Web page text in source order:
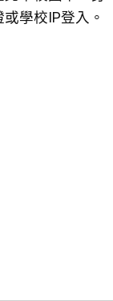
學校IP登入。